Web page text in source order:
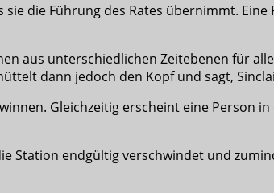
die Führung des Rates übernimmt.
aus unterschiedlichen Zeitebenen für
dann jedoch den Kopf und sagt,
Gleichzeitig erscheint eine Person in
Station endgültig verschwindet und